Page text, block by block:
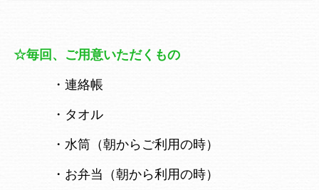
☆毎回、ご用意いただくもの
・連絡帳
・タオル
・水筒（朝からご利用の時）
・お弁当（朝から利用の時）